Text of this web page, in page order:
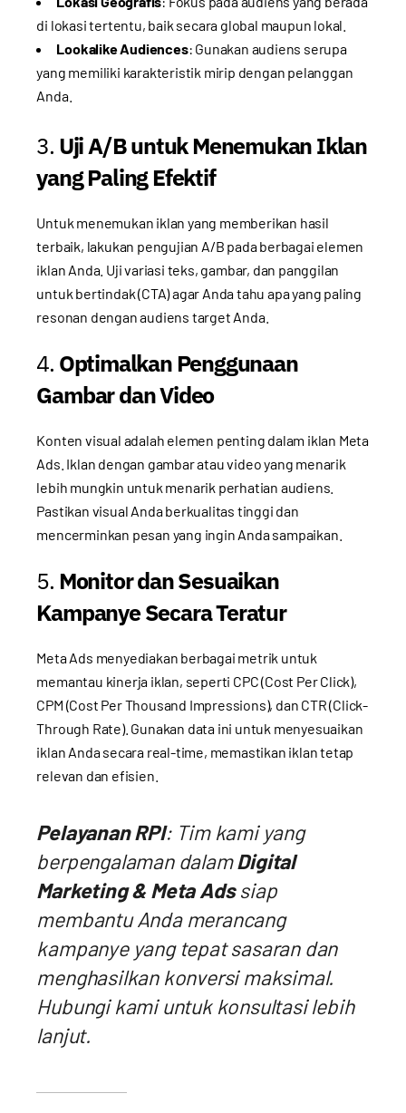
di lokasi tertentu, baik secara global maupun lokal.
Lookalike Audiences: Gunakan audiens serupa
yang memiliki karakteristik mirip dengan pelanggan
Anda.
3. Uji A/B untuk Menemukan Iklan
yang Paling Efektif
Untuk menemukan iklan yang memberikan hasil
terbaik, lakukan pengujian A/B pada berbagai elemen
iklan Anda. Uji variasi teks, gambar, dan panggilan
untuk bertindak (CTA) agar Anda tahu apa yang paling
resonan dengan audiens target Anda.
4. Optimalkan Penggunaan
Gambar dan Video
Konten visual adalah elemen penting dalam iklan Meta
Ads. Iklan dengan gambar atau video yang menarik
lebih mungkin untuk menarik perhatian audiens.
Pastikan visual Anda berkualitas tinggi dan
mencerminkan pesan yang ingin Anda sampaikan.
5. Monitor dan Sesuaikan
Kampanye Secara Teratur
Meta Ads menyediakan berbagai metrik untuk
memantau kinerja iklan, seperti CPC (Cost Per Click),
CPM (Cost Per Thousand Impressions), dan CTR (Click-
Through Rate). Gunakan data ini untuk menyesuaikan
iklan Anda secara real-time, memastikan iklan tetap
relevan dan efisien.
Pelayanan RPI: Tim kami yang
berpengalaman dalamDigital
Marketing & Meta Adssiap
membantu Anda merancang
kampanye yang tepat sasaran dan
menghasilkan konversi maksimal.
Hubungi kami untuk konsultasi lebih
lanjut.